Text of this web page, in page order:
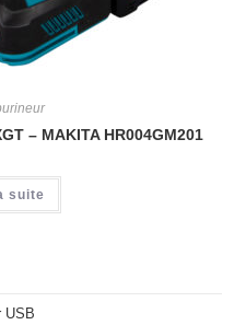
– MAKITA HR004GM201
suite
USB